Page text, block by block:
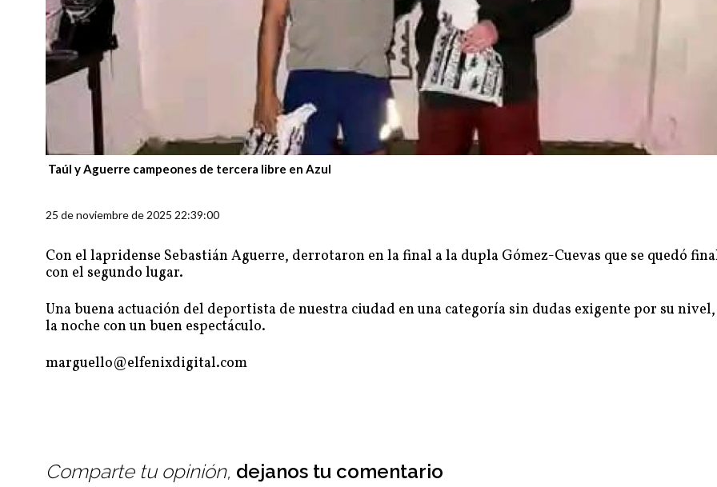
Los finalistas del certamen en Azul
25 de noviembre de 2025 22:39:00
Con el lapridense Sebastián Aguerre, derrotaron en la final a la dupla Gómez-Cuevas que se quedó
con el segundo lugar.
Una buena actuación del deportista de nuestra ciudad en una categoría sin dudas exigente por su
la noche con un buen espectáculo.
marguello@elfenixdigital.com
Comparte tu opinión, dejanos tu comentario